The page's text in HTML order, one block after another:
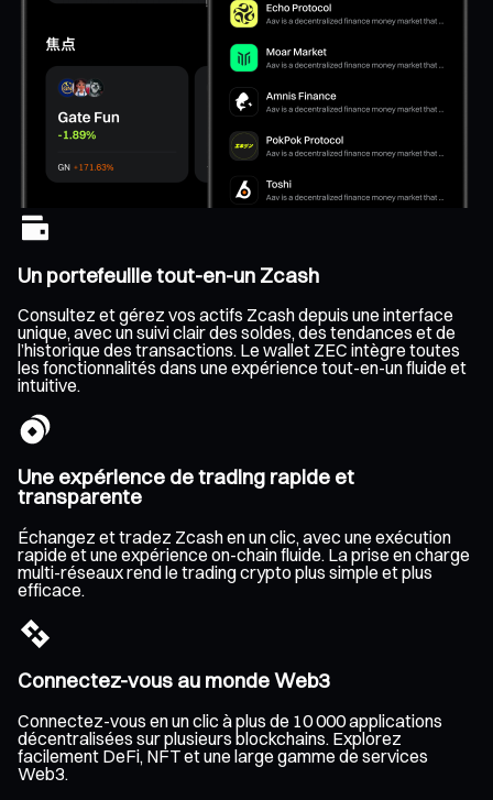
Un portefeuille tout-en-un Zcash
Consultez et gérez vos actifs Zcash depuis une interface
unique, avec un suivi clair des soldes, des tendances et de
l’historique des transactions. Le wallet ZEC intègre toutes
les fonctionnalités dans une expérience tout-en-un fluide et
intuitive.
Une expérience de trading rapide et
transparente
Échangez et tradez Zcash en un clic, avec une exécution
rapide et une expérience on-chain fluide. La prise en charge
multi-réseaux rend le trading crypto plus simple et plus
efficace.
Connectez-vous au monde Web3
Connectez-vous en un clic à plus de 10 000 applications
décentralisées sur plusieurs blockchains. Explorez
facilement DeFi, NFT et une large gamme de services
Web3.